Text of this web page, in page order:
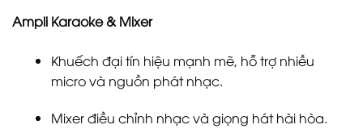
Ampli Karaoke & Mixer
Khuếch đại tín hiệu mạnh mẽ, hỗ trợ nhiều
micro và nguồn phát nhạc.
Mixer điều chỉnh nhạc và giọng hát hài hòa.